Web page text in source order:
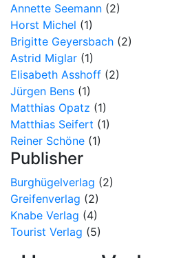
Annette Seemann (2)
Horst Michel (1)
Brigitte Geyersbach (2)
Astrid Miglar (1)
Elisabeth Asshoff (2)
Jürgen Bens (1)
Matthias Opatz (1)
Matthias Seifert (1)
Reiner Schöne (1)
Publisher
Burghügelverlag (2)
Greifenverlag (2)
Knabe Verlag (4)
Tourist Verlag (5)